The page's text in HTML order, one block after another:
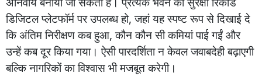
डिजिटलप्लेटफॉर्मपरउपलब्धहो,जहांयहस्पष्टरूपसेदिखाईदे
किअंतिमनिरीक्षणकबहुआ,कौनकौनसीकमियांपाईगईंऔर
उन्हेंकबदूरकियागया। ऐसीपारदर्शितानकेवलजवाबदेहीबढ़ाएगी
बल्किनागरिकोंकाविश्वासभीमजबूतकरेगी।